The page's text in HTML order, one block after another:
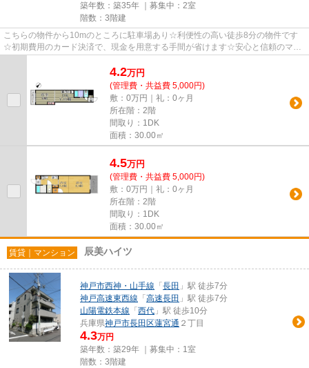
築年数：築35年 ｜募集中： 2室
階数：3階建
こちらの物件から10mのところに駐車場あり☆利便性の高い徒歩8分の物件です
☆初期費用のカード決済で、現金を用意する手間が省けます☆安心と信頼のマン
4.2万円
(管理費・共益費 5,000円)
敷：0万円｜礼：0ヶ月
所在階：2階
間取り：1DK
面積：30.00㎡
4.5万円
(管理費・共益費 5,000円)
敷：0万円｜礼：0ヶ月
所在階：2階
間取り：1DK
面積：30.00㎡
賃貸｜マンション 辰美ハイツ
神戸市西神・山手線 「 長田 」駅 徒歩7分
神戸高速東西線 「 高速長田 」駅 徒歩7分
山陽電鉄本線 「 西代 」駅 徒歩10分
兵庫県神戸市長田区蓮宮通 ２丁目
4.3万円
築年数：築29年 ｜募集中： 1室
階数：3階建